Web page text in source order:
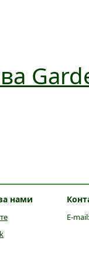
нами
E-